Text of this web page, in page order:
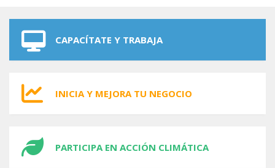
CAPACÍTATE Y TRABAJA
INICIA Y MEJORA TU NEGOCIO
PARTICIPA EN ACCIÓN CLIMÁTICA